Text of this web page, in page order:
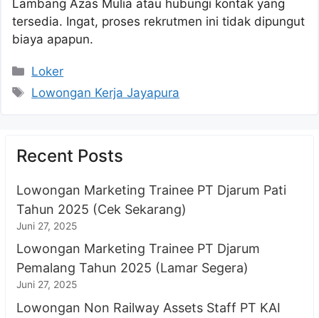
Lambang Azas Mulia atau hubungi kontak yang
tersedia. Ingat, proses rekrutmen ini tidak dipungut
biaya apapun.
Kategori
Loker
Tag
Lowongan Kerja Jayapura
Recent Posts
Lowongan Marketing Trainee PT Djarum Pati
Tahun 2025 (Cek Sekarang)
Juni 27, 2025
Lowongan Marketing Trainee PT Djarum
Pemalang Tahun 2025 (Lamar Segera)
Juni 27, 2025
Lowongan Non Railway Assets Staff PT KAI